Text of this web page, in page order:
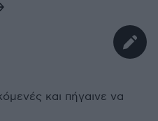
και πήγαινε να